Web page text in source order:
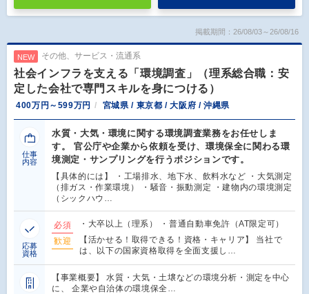
掲載期間：26/08/03～26/08/16
NEW その他、サービス・流通系
社会インフラを支える「環境調査」（理系総合職：安
定した会社で専門スキルを身につける）
400万円～599万円 宮城県 / 東京都 / 大阪府 / 沖縄県
仕事
内容
水質・大気・環境に関する環境調査業務をお任せしま
す。 官公庁や企業から依頼を受け、環境保全に関わる環
境測定・サンプリングを行うポジションです。
【具体的には】 ・工場排水、地下水、飲料水など ・大気測定
（排ガス・作業環境） ・騒音・振動測定 ・建物内の環境測定
（シックハウ…
応募
資格
必須
・大卒以上（理系） ・普通自動車免許（AT限定可）
歓迎
【活かせる！取得できる！資格・キャリア】 当社で
は、以下の国家資格取得を全面支援し…
【事業概要】 水質・大気・土壌などの環境分析・測定を中心
に、 企業や自治体の環境保全…